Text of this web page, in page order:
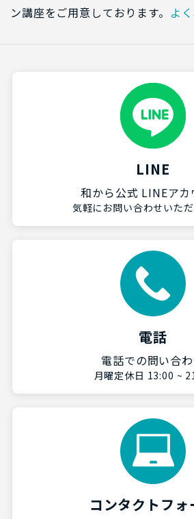
ン講座をご用意しております。 よ
LINE
和から公式 LINEアカ
気軽にお問い合わせいただ
電話
電話での問い合
月曜定休日 13:00 ~
コンタクトフォ